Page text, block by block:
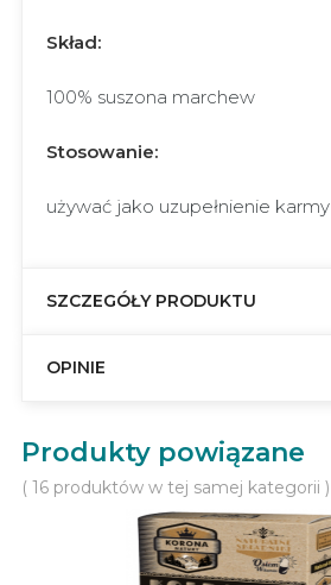
Skład:
100% suszona marchew
Stosowanie:
używać jako uzupełnienie karmy
SZCZEGÓŁY PRODUKTU
OPINIE
Produkty powiązane
( 16 produktów w tej samej kategorii )